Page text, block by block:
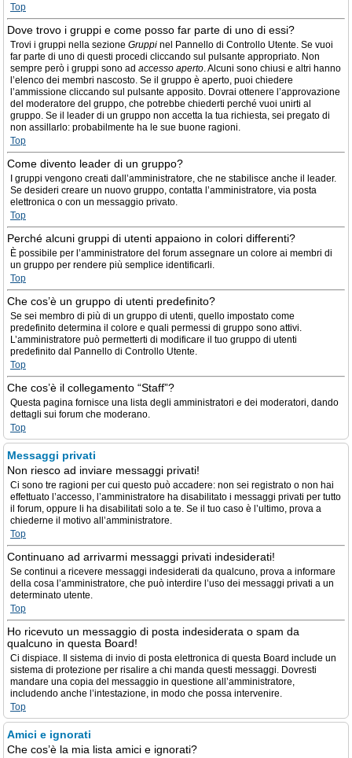
Top
Dove trovo i gruppi e come posso far parte di uno di essi?
Trovi i gruppi nella sezione Gruppi nel Pannello di Controllo Utente. Se vuoi
far parte di uno di questi procedi cliccando sul pulsante appropriato. Non
sempre però i gruppi sono ad accesso aperto. Alcuni sono chiusi e altri hanno
l’elenco dei membri nascosto. Se il gruppo è aperto, puoi chiedere
l’ammissione cliccando sul pulsante apposito. Dovrai ottenere l’approvazione
del moderatore del gruppo, che potrebbe chiederti perché vuoi unirti al
gruppo. Se il leader di un gruppo non accetta la tua richiesta, sei pregato di
non assillarlo: probabilmente ha le sue buone ragioni.
Top
Come divento leader di un gruppo?
I gruppi vengono creati dall’amministratore, che ne stabilisce anche il leader.
Se desideri creare un nuovo gruppo, contatta l’amministratore, via posta
elettronica o con un messaggio privato.
Top
Perché alcuni gruppi di utenti appaiono in colori differenti?
È possibile per l’amministratore del forum assegnare un colore ai membri di
un gruppo per rendere più semplice identificarli.
Top
Che cos’è un gruppo di utenti predefinito?
Se sei membro di più di un gruppo di utenti, quello impostato come
predefinito determina il colore e quali permessi di gruppo sono attivi.
L’amministratore può permetterti di modificare il tuo gruppo di utenti
predefinito dal Pannello di Controllo Utente.
Top
Che cos’è il collegamento “Staff”?
Questa pagina fornisce una lista degli amministratori e dei moderatori, dando
dettagli sui forum che moderano.
Top
Messaggi privati
Non riesco ad inviare messaggi privati!
Ci sono tre ragioni per cui questo può accadere: non sei registrato o non hai
effettuato l’accesso, l’amministratore ha disabilitato i messaggi privati per tutto
il forum, oppure li ha disabilitati solo a te. Se il tuo caso è l’ultimo, prova a
chiederne il motivo all’amministratore.
Top
Continuano ad arrivarmi messaggi privati indesiderati!
Se continui a ricevere messaggi indesiderati da qualcuno, prova a informare
della cosa l’amministratore, che può interdire l’uso dei messaggi privati a un
determinato utente.
Top
Ho ricevuto un messaggio di posta indesiderata o spam da
qualcuno in questa Board!
Ci dispiace. Il sistema di invio di posta elettronica di questa Board include un
sistema di protezione per risalire a chi manda questi messaggi. Dovresti
mandare una copia del messaggio in questione all’amministratore,
includendo anche l’intestazione, in modo che possa intervenire.
Top
Amici e ignorati
Che cos’è la mia lista amici e ignorati?